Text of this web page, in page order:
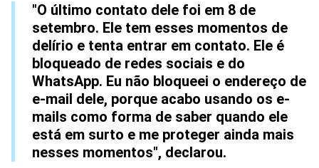
"O último contato dele foi em 8 de
setembro. Ele tem esses momentos de
delírio e tenta entrar em contato. Ele é
bloqueado de redes sociais e do
WhatsApp. Eu não bloqueei o endereço de
e-mail dele, porque acabo usando os e-
mails como forma de saber quando ele
está em surto e me proteger ainda mais
nesses momentos", declarou.